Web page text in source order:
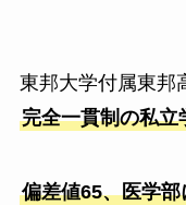
東邦大学付属東邦
完全一貫制の私立
偏差値65、医学